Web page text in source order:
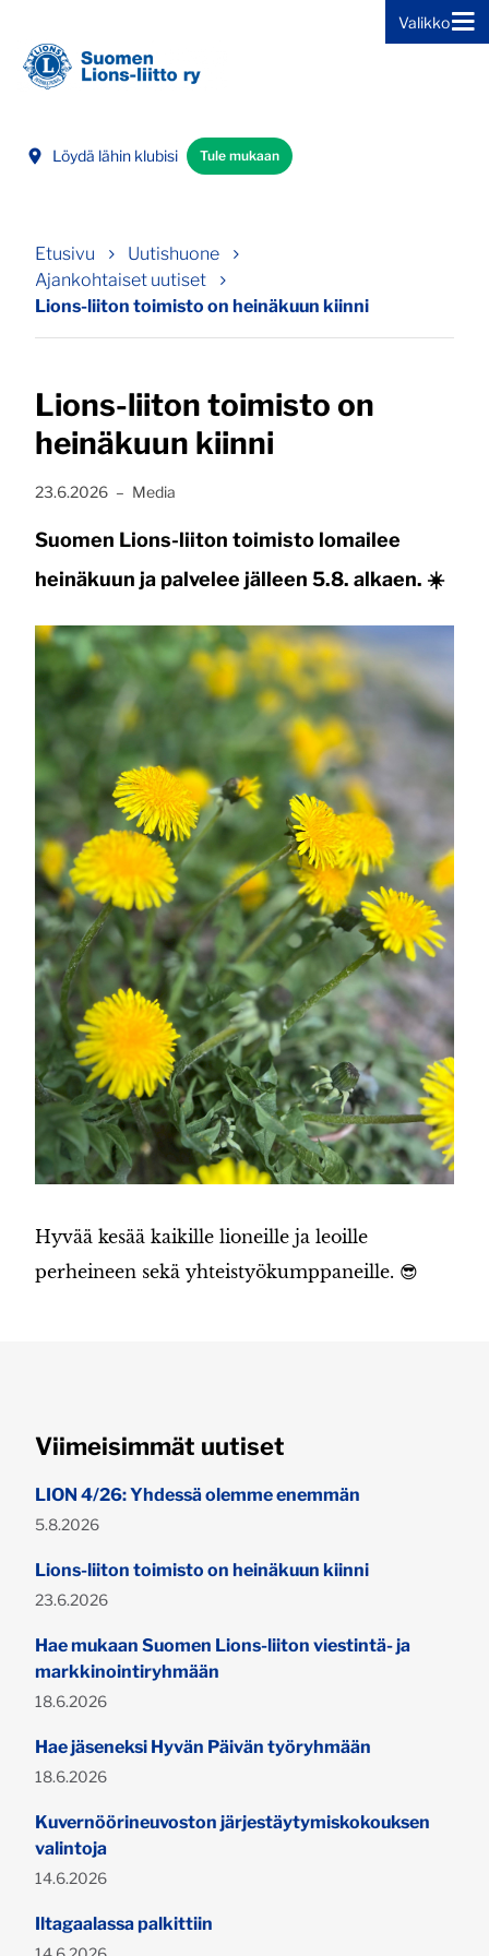
Valikko
Löydä lähin klubisi Tule mukaan
Etusivu
Uutishuone
Ajankohtaiset uutiset
Lions-liiton toimisto on heinäkuun kiinni
Lions-liiton toimisto on
heinäkuun kiinni
Julkaistu:
23.6.2026 – , Kategoria:
Media
Suomen Lions-liiton toimisto lomailee
heinäkuun ja palvelee jälleen 5.8. alkaen. ☀️
Hyvää kesää kaikille lioneille ja leoille
perheineen sekä yhteistyökumppaneille. 😎
Viimeisimmät uutiset
LION 4/26: Yhdessä olemme enemmän
Julkaistu:
5.8.2026
Lions-liiton toimisto on heinäkuun kiinni
Julkaistu:
23.6.2026
Hae mukaan Suomen Lions-liiton viestintä- ja
markkinointiryhmään
Julkaistu:
18.6.2026
Hae jäseneksi Hyvän Päivän työryhmään
Julkaistu:
18.6.2026
Kuvernöörineuvoston järjestäytymiskokouksen
valintoja
Julkaistu:
14.6.2026
Iltagaalassa palkittiin
Julkaistu: